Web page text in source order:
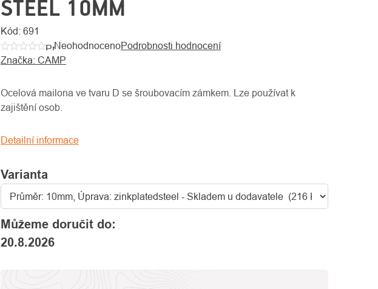
STEEL 10MM
Kód: 691
Průměrné
hodnocení
je
0,0
5
NeohodnocenoPodrobnosti hodnocení
Značka: CAMP
Varianta
Můžeme doručit do:
20.8.2026
Ocelová mailona ve tvaru D se šroubovacím zámkem. Lze používat k
zajištění osob.
Detailní informace